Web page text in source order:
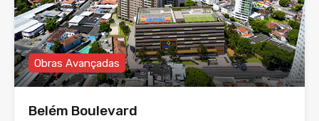
Obras Avançadas
Belém Boulevard